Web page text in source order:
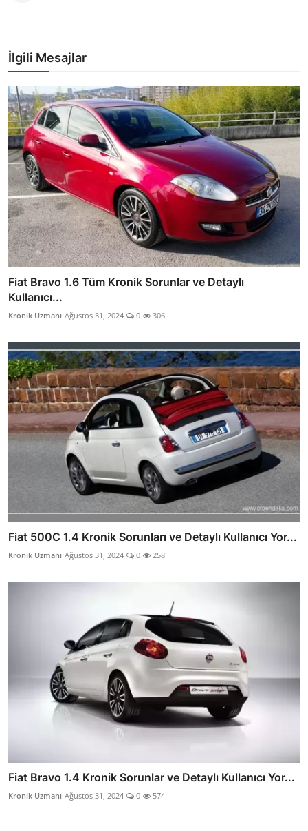
İlgili Mesajlar
Fiat Bravo 1.6 Tüm Kronik Sorunlar ve Detaylı
Kullanıcı...
Kronik Uzmanı Ağustos 31, 2024 0 306
Fiat 500C 1.4 Kronik Sorunları ve Detaylı Kullanıcı Yor...
Kronik Uzmanı Ağustos 31, 2024 0 258
Fiat Bravo 1.4 Kronik Sorunlar ve Detaylı Kullanıcı Yor...
Kronik Uzmanı Ağustos 31, 2024 0 574